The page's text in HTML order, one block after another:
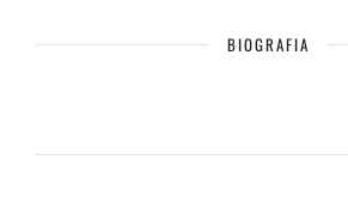
BIOGRAFIA